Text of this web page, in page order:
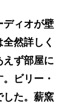
ディオが壁
然詳しく
えず部屋に
ビリー・
した。薪窯